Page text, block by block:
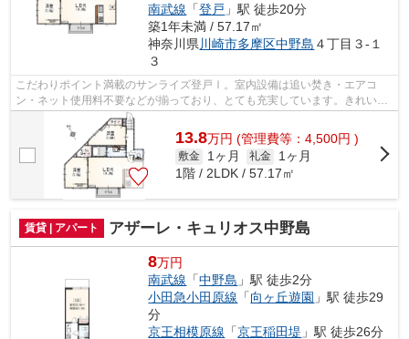
南武線 「登戸 」駅 徒歩20分
築1年未満 / 57.17㎡
神奈川県 川崎市多摩区中野島 ４丁目３-１
３
こだわりポイント満載のサンライズ登戸Ⅰ。室内設備は追い焚き・エアコ
ン・ネット使用料不要などが揃っており、とても充実しています。きれいで
気持ちがいい新築アパートです。アパート...
13.8万円 (管理費等：4,500円 )
敷金 1ヶ月 礼金
1ヶ月
1階 / 2LDK / 57.17㎡
賃貸 | アパート アザーレ・キュリオス中野島
8万円
南武線 「中野島 」駅 徒歩2分
小田急小田原線 「向ヶ丘遊園 」駅 徒歩29
分
京王相模原線 「京王稲田堤 」駅 徒歩26分